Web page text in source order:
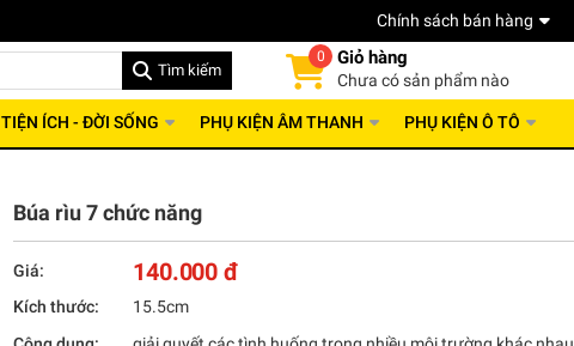
Chính sách bán hàng
Tìm kiếm
0 Giỏ hàng
Chưa có sản phẩm nào
TIỆN ÍCH - ĐỜI SỐNG PHỤ KIỆN ÂM THANH PHỤ KIỆN Ô TÔ
Búa rìu 7 chức năng
Giá: 140.000 đ
Kích thước:
15.5cm